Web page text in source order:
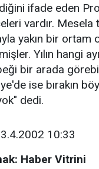
ifade eden
vardır.
yakın bir ortam
Yılın hangi
bir arada
ise bırakın
dedi.
10:33
Haber Vitrini